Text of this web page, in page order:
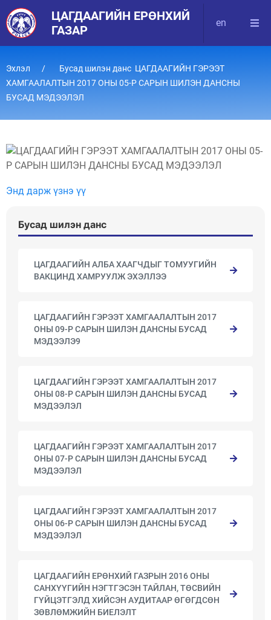
ЦАГДААГИЙН ЕРӨНХИЙ
ГАЗАР
en
Эхлэл
Бусад шилэн данс ЦАГДААГИЙН ГЭРЭЭТ
ХАМГААЛАЛТЫН 2017 ОНЫ 05-Р САРЫН ШИЛЭН ДАНСНЫ
БУСАД МЭДЭЭЛЭЛ
Энд дарж үзнэ үү
Бусад шилэн данс
ЦАГДААГИЙН АЛБА ХААГЧДЫГ ТОМУУГИЙН
ВАКЦИНД ХАМРУУЛЖ ЭХЭЛЛЭЭ
ЦАГДААГИЙН ГЭРЭЭТ ХАМГААЛАЛТЫН 2017
ОНЫ 09-Р САРЫН ШИЛЭН ДАНСНЫ БУСАД
МЭДЭЭЛЭ9
ЦАГДААГИЙН ГЭРЭЭТ ХАМГААЛАЛТЫН 2017
ОНЫ 08-Р САРЫН ШИЛЭН ДАНСНЫ БУСАД
МЭДЭЭЛЭЛ
ЦАГДААГИЙН ГЭРЭЭТ ХАМГААЛАЛТЫН 2017
ОНЫ 07-Р САРЫН ШИЛЭН ДАНСНЫ БУСАД
МЭДЭЭЛЭЛ
ЦАГДААГИЙН ГЭРЭЭТ ХАМГААЛАЛТЫН 2017
ОНЫ 06-Р САРЫН ШИЛЭН ДАНСНЫ БУСАД
МЭДЭЭЛЭЛ
ЦАГДААГИЙН ЕРӨНХИЙ ГАЗРЫН 2016 ОНЫ
САНХҮҮГИЙН НЭГТГЭСЭН ТАЙЛАН, ТӨСВИЙН
ГҮЙЦЭТГЭЛД ХИЙСЭН АУДИТААР ӨГӨГДСӨН
ЗӨВЛӨМЖИЙН БИЕЛЭЛТ